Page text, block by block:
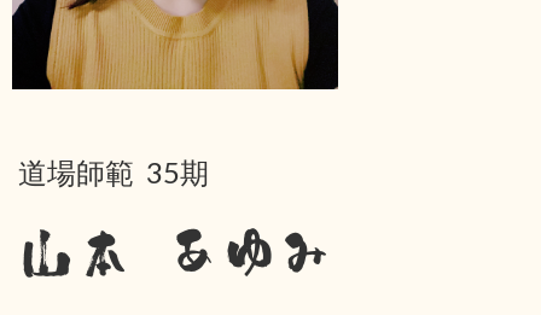
道場師範 35期
山本 あゆみ